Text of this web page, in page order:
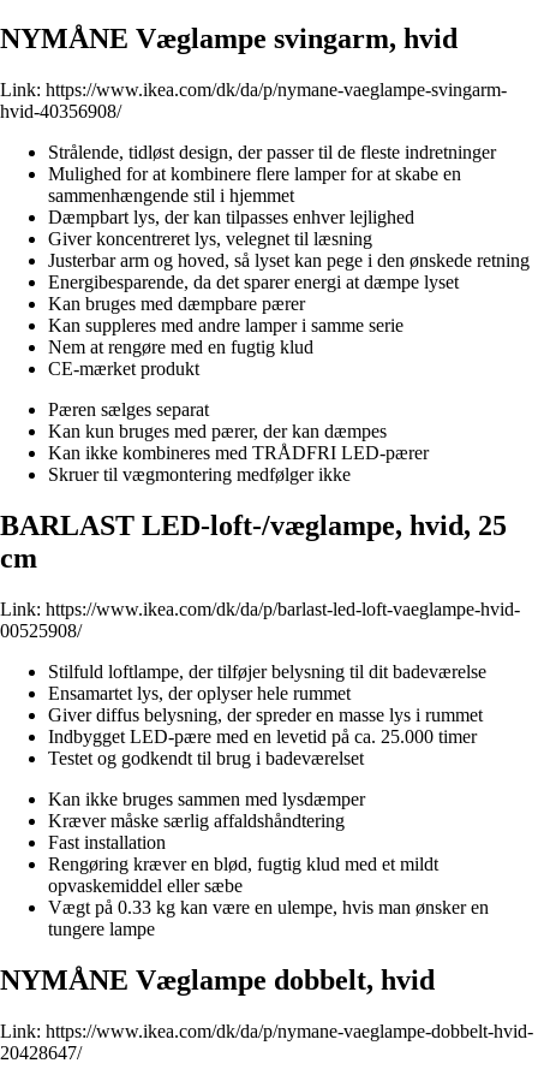
NYMÅNE Væglampe svingarm, hvid
Link: https://www.ikea.com/dk/da/p/nymane-vaeglampe-svingarm-
hvid-40356908/
Strålende, tidløst design, der passer til de fleste indretninger
Mulighed for at kombinere flere lamper for at skabe en
sammenhængende stil i hjemmet
Dæmpbart lys, der kan tilpasses enhver lejlighed
Giver koncentreret lys, velegnet til læsning
Justerbar arm og hoved, så lyset kan pege i den ønskede retning
Energibesparende, da det sparer energi at dæmpe lyset
Kan bruges med dæmpbare pærer
Kan suppleres med andre lamper i samme serie
Nem at rengøre med en fugtig klud
CE-mærket produkt
Pæren sælges separat
Kan kun bruges med pærer, der kan dæmpes
Kan ikke kombineres med TRÅDFRI LED-pærer
Skruer til vægmontering medfølger ikke
BARLAST LED-loft-/væglampe, hvid, 25
cm
Link: https://www.ikea.com/dk/da/p/barlast-led-loft-vaeglampe-hvid-
00525908/
Stilfuld loftlampe, der tilføjer belysning til dit badeværelse
Ensamartet lys, der oplyser hele rummet
Giver diffus belysning, der spreder en masse lys i rummet
Indbygget LED-pære med en levetid på ca. 25.000 timer
Testet og godkendt til brug i badeværelset
Kan ikke bruges sammen med lysdæmper
Kræver måske særlig affaldshåndtering
Fast installation
Rengøring kræver en blød, fugtig klud med et mildt
opvaskemiddel eller sæbe
Vægt på 0.33 kg kan være en ulempe, hvis man ønsker en
tungere lampe
NYMÅNE Væglampe dobbelt, hvid
Link: https://www.ikea.com/dk/da/p/nymane-vaeglampe-dobbelt-hvid-
20428647/